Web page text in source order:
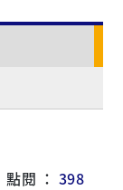
點閱 ：398